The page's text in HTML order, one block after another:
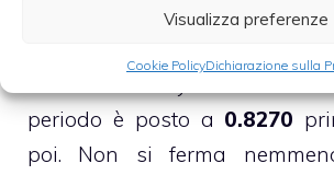
Visualizza preferenze
Cookie PolicyDichiarazione sulla
La discesa delle quotazioni
periodo è posto a 0.8270
poi. Non si ferma